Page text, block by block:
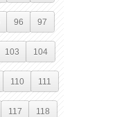
96 97
103 104
110 111
117 118